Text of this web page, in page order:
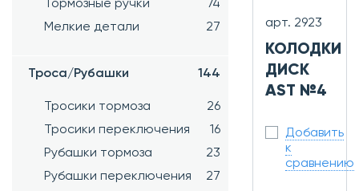
Тормозные ручки
74
Мелкие детали
27
Троса/Рубашки 144
Тросики тормоза
26
Тросики переключения
16
Рубашки тормоза
23
Рубашки переключения
27
арт. 2923
КОЛОДКИ
ДИСК
AST №4
Добавить
к
сравнению